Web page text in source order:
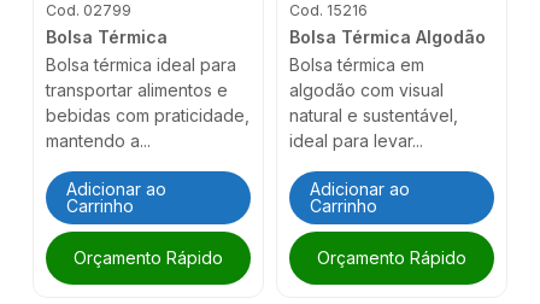
Cod. 02799
Bolsa Térmica
Bolsa térmica ideal para
transportar alimentos e
bebidas com praticidade,
mantendo a...
Adicionar ao
Carrinho
Orçamento Rápido
Cod. 15216
Bolsa Térmica Algodão
Bolsa térmica em
algodão com visual
natural e sustentável,
ideal para levar...
Adicionar ao
Carrinho
Orçamento Rápido